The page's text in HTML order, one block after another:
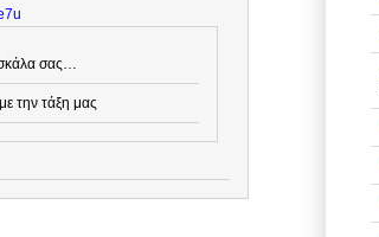
σας…
την τάξη μας